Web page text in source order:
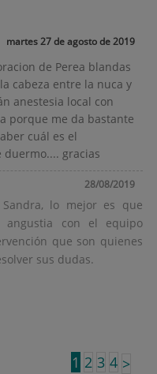
martes 27 de agosto de 2019
de Perea blandas
cabeza entre la nuca y
anestesia local con
porque me da bastante
cuál es el
gracias
28/08/2019
lo mejor es que
con el equipo
que son quienes
sus dudas.
1 2 3 4 >